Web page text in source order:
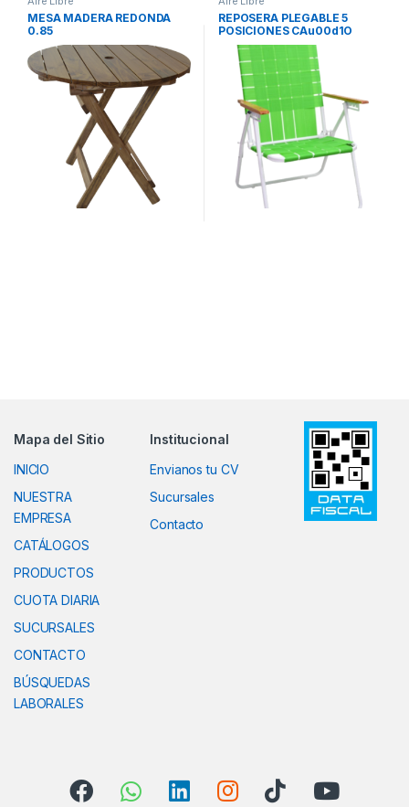
MESA MADERA REDONDA
0.85
REPOSERA PLEGABLE 5
POSICIONES CAu00d1O
PINTADO 1020001
DESCANSAR
Mapa del Sitio
INICIO
NUESTRA
EMPRESA
CATÁLOGOS
PRODUCTOS
CUOTA DIARIA
SUCURSALES
CONTACTO
BÚSQUEDAS
LABORALES
Institucional
Envianos tu CV
Sucursales
Contacto